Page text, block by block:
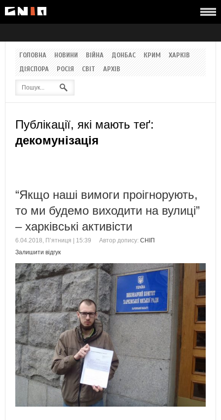
ГОЛОВНА НОВИНИ ВІЙНА ДОНБАС КРИМ
ХАРКІВ
ДІЯСПОРА
РОСІЯ СВІТ АРХІВ
Публікації, які мають теґ:
декомунізація
“Якщо наші вимоги проігнорують,
то ми будемо виходити на вулиці”
– харківські активісти
6.04.2018, П’ятниця | 15:39 Автор допису: СНІП
Залишити відгук